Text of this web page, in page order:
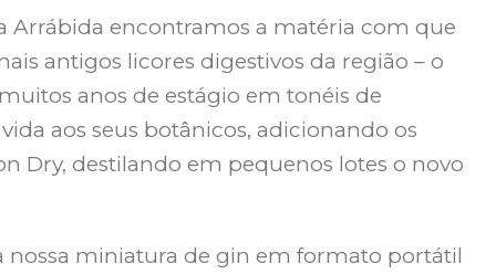
Arrábida encontramos a matéria com que
antigos licores digestivos da região – o
anos de estágio em tonéis de
aos seus botânicos, adicionando os
Dry, destilando em pequenos lotes o novo
nossa miniatura de gin em formato portátil